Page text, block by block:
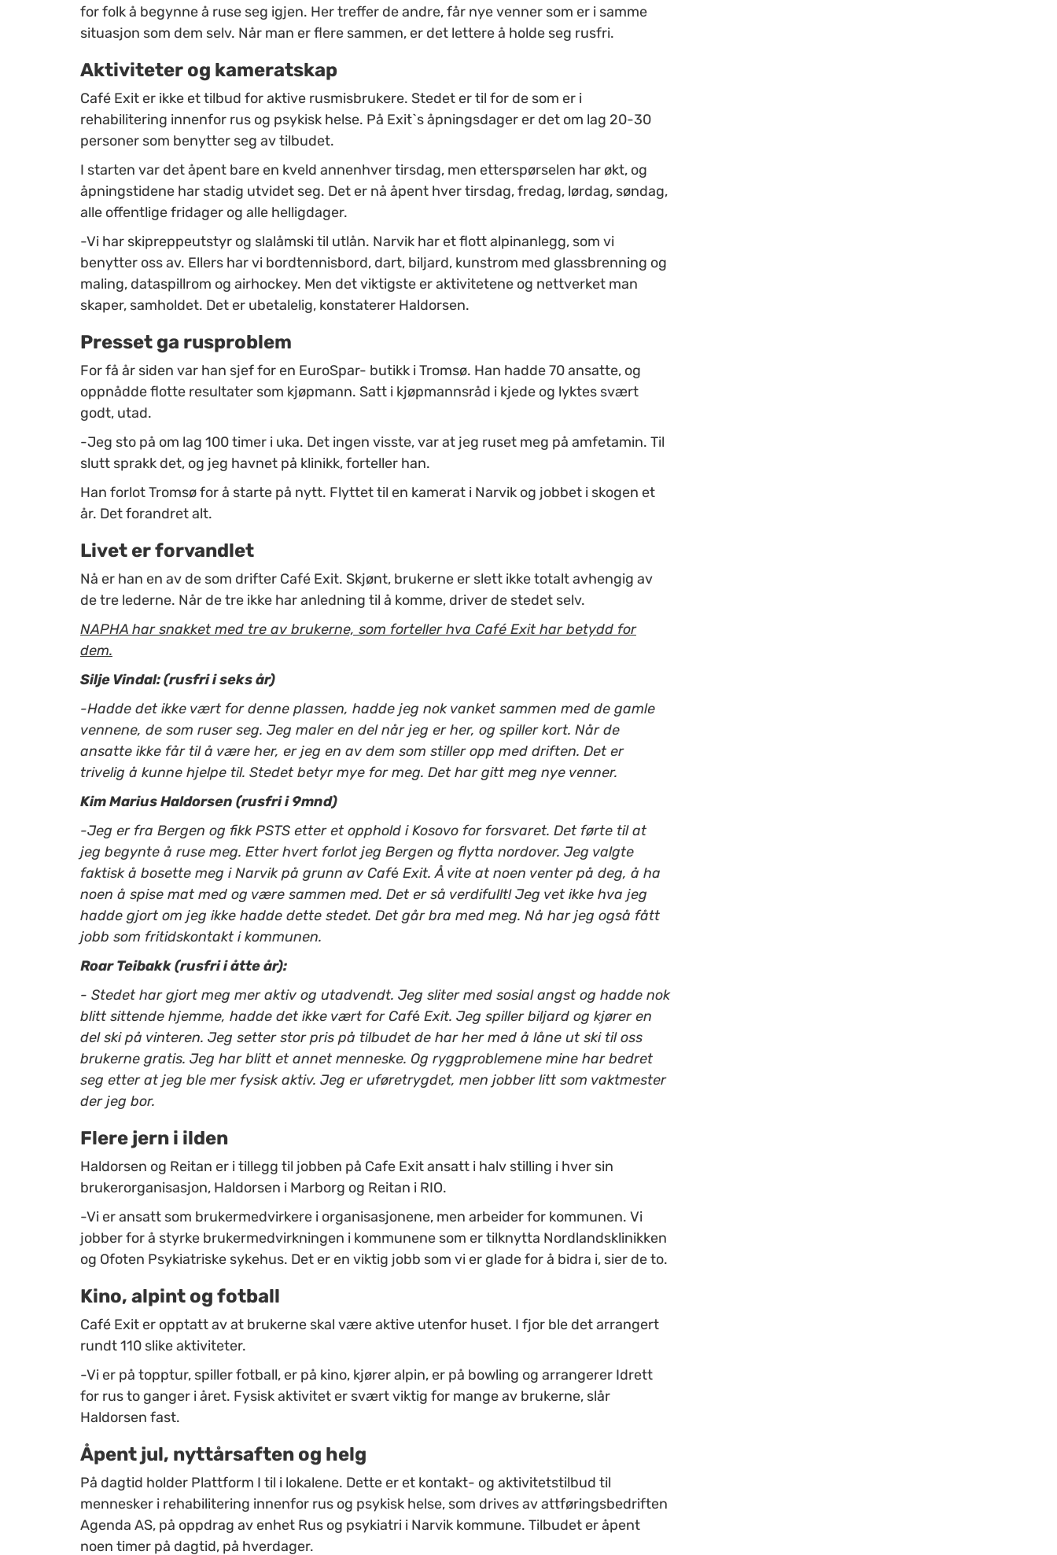
for folk å begynne å ruse seg igjen. Her treffer de andre, får nye venner som er i samme
situasjon som dem selv. Når man er flere sammen, er det lettere å holde seg rusfri.
Aktiviteter og kameratskap
Café Exit er ikke et tilbud for aktive rusmisbrukere. Stedet er til for de som er i
rehabilitering innenfor rus og psykisk helse. På Exit`s åpningsdager er det om lag 20-30
personer som benytter seg av tilbudet.
I starten var det åpent bare en kveld annenhver tirsdag, men etterspørselen har økt, og
åpningstidene har stadig utvidet seg. Det er nå åpent hver tirsdag, fredag, lørdag, søndag,
alle offentlige fridager og alle helligdager.
-Vi har skipreppeutstyr og slalåmski til utlån. Narvik har et flott alpinanlegg, som vi
benytter oss av. Ellers har vi bordtennisbord, dart, biljard, kunstrom med glassbrenning og
maling, dataspillrom og airhockey. Men det viktigste er aktivitetene og nettverket man
skaper, samholdet. Det er ubetalelig, konstaterer Haldorsen.
Presset ga rusproblem
For få år siden var han sjef for en EuroSpar- butikk i Tromsø. Han hadde 70 ansatte, og
oppnådde flotte resultater som kjøpmann. Satt i kjøpmannsråd i kjede og lyktes svært
godt, utad.
-Jeg sto på om lag 100 timer i uka. Det ingen visste, var at jeg ruset meg på amfetamin. Til
slutt sprakk det, og jeg havnet på klinikk, forteller han.
Han forlot Tromsø for å starte på nytt. Flyttet til en kamerat i Narvik og jobbet i skogen et
år. Det forandret alt.
Livet er forvandlet
Nå er han en av de som drifter Café Exit. Skjønt, brukerne er slett ikke totalt avhengig av
de tre lederne. Når de tre ikke har anledning til å komme, driver de stedet selv.
NAPHA har snakket med tre av brukerne, som forteller hva Café Exit har betydd for
dem.
Silje Vindal: (rusfri i seks år)
-Hadde det ikke vært for denne plassen, hadde jeg nok vanket sammen med de gamle
vennene, de som ruser seg. Jeg maler en del når jeg er her, og spiller kort. Når de
ansatte ikke får til å være her, er jeg en av dem som stiller opp med driften. Det er
trivelig å kunne hjelpe til. Stedet betyr mye for meg. Det har gitt meg nye venner.
Kim Marius Haldorsen (rusfri i 9mnd)
-Jeg er fra Bergen og fikk PSTS etter et opphold i Kosovo for forsvaret. Det førte til at
jeg begynte å ruse meg. Etter hvert forlot jeg Bergen og flytta nordover. Jeg valgte
faktisk å bosette meg i Narvik på grunn av Café Exit. Å vite at noen venter på deg, å ha
noen å spise mat med og være sammen med. Det er så verdifullt! Jeg vet ikke hva jeg
hadde gjort om jeg ikke hadde dette stedet. Det går bra med meg. Nå har jeg også fått
jobb som fritidskontakt i kommunen.
Roar Teibakk (rusfri i åtte år):
- Stedet har gjort meg mer aktiv og utadvendt. Jeg sliter med sosial angst og hadde nok
blitt sittende hjemme, hadde det ikke vært for Café Exit. Jeg spiller biljard og kjører en
del ski på vinteren. Jeg setter stor pris på tilbudet de har her med å låne ut ski til oss
brukerne gratis. Jeg har blitt et annet menneske. Og ryggproblemene mine har bedret
seg etter at jeg ble mer fysisk aktiv. Jeg er uføretrygdet, men jobber litt som vaktmester
der jeg bor.
Flere jern i ilden
Haldorsen og Reitan er i tillegg til jobben på Cafe Exit ansatt i halv stilling i hver sin
brukerorganisasjon, Haldorsen i Marborg og Reitan i RIO.
-Vi er ansatt som brukermedvirkere i organisasjonene, men arbeider for kommunen. Vi
jobber for å styrke brukermedvirkningen i kommunene som er tilknytta Nordlandsklinikken
og Ofoten Psykiatriske sykehus. Det er en viktig jobb som vi er glade for å bidra i, sier de to.
Kino, alpint og fotball
Café Exit er opptatt av at brukerne skal være aktive utenfor huset. I fjor ble det arrangert
rundt 110 slike aktiviteter.
-Vi er på topptur, spiller fotball, er på kino, kjører alpin, er på bowling og arrangerer Idrett
for rus to ganger i året. Fysisk aktivitet er svært viktig for mange av brukerne, slår
Haldorsen fast.
Åpent jul, nyttårsaften og helg
På dagtid holder Plattform I til i lokalene. Dette er et kontakt- og aktivitetstilbud til
mennesker i rehabilitering innenfor rus og psykisk helse, som drives av attføringsbedriften
Agenda AS, på oppdrag av enhet Rus og psykiatri i Narvik kommune. Tilbudet er åpent
noen timer på dagtid, på hverdager.